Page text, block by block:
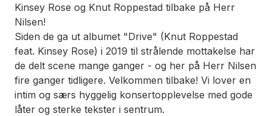
Kinsey Rose og Knut Roppestad tilbake på Herr
Nilsen!
Siden de ga ut albumet "Drive" (Knut Roppestad
feat. Kinsey Rose) i 2019 til strålende mottakelse har
de delt scene mange ganger - og her på Herr Nilsen
fire ganger tidligere. Velkommen tilbake! Vi lover en
intim og særs hyggelig konsertopplevelse med gode
låter og sterke tekster i sentrum.